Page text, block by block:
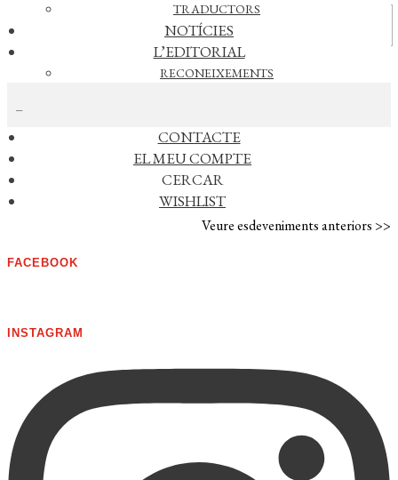
TRADUCTORS
NOTÍCIES
L’EDITORIAL
RECONEIXEMENTS
CONTACTE
EL MEU COMPTE
CERCAR
WISHLIST
Vídeos
CERCAR NOTÍCIES
AGENDA
No s'han trobat esdeveniments
Veure esdeveniments anteriors >>
FACEBOOK
INSTAGRAM